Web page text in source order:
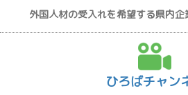
外国人材の受入れを希望する県内
ひろばチャン